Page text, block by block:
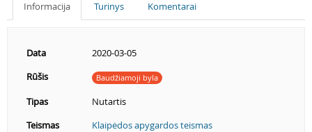
Informacija Turinys Komentarai
Data
2020-03-05
Rūšis
Baudžiamoji byla
Tipas
Nutartis
Teismas
Klaipėdos apygardos teismas